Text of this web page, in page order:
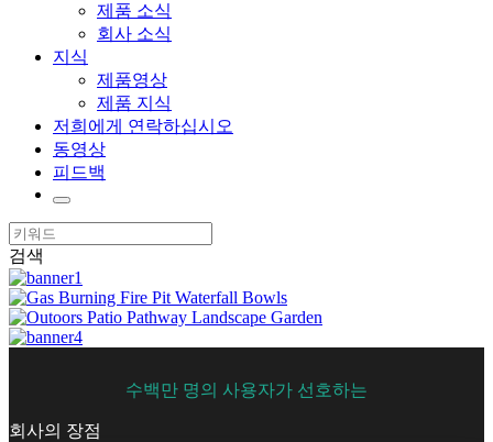
제품 소식
회사 소식
지식
제품영상
제품 지식
저희에게 연락하십시오
동영상
피드백
검색
수백만 명의 사용자가 선호하는
회사의 장점